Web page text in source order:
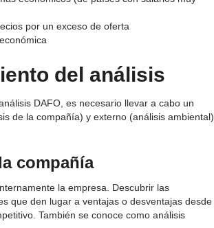
por un exceso de oferta
del análisis
DAFO, es necesario llevar a cabo un
de la compañía) y externo (análisis ambiental)
compañía
la empresa. Descubrir las
que den lugar a ventajas o desventajas desde
También se conoce como análisis